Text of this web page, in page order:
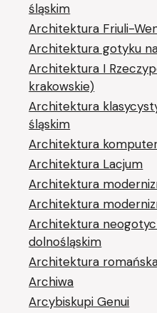
śląskim
Architektura Friuli-
Architektura gotyku
Architektura I
krakowskie)
Architektura
śląskim
Architektura
Architektura Lacjum
Architektura
Architektura
Architektura
dolnośląskim
Architektura
Archiwa
Arcybiskupi Genui